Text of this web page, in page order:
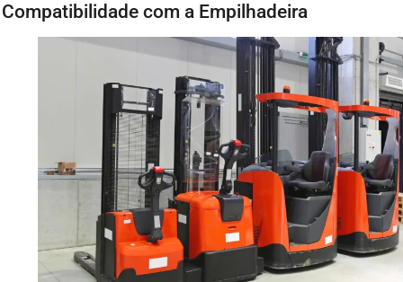
Compatibilidade com a Empilhadeira